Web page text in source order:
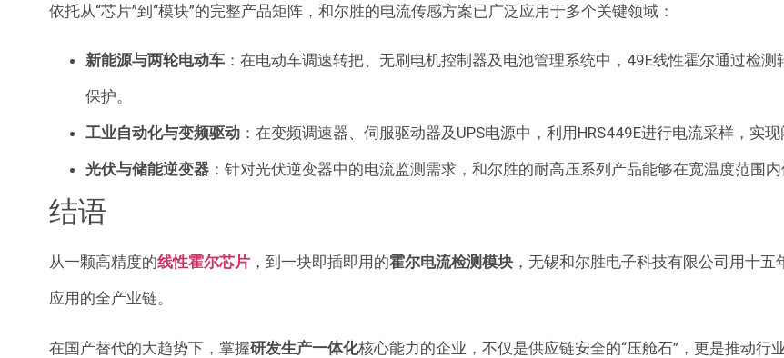
依托从“芯片”到“模块”的完整产品矩阵，和尔胜的电流传感方案已广泛应用于多个关键领域：
新能源与两轮电动车：在电动车调速转把、无刷电机控制器及电池管理系统中，49E线性霍尔通过检
保护。
工业自动化与变频驱动：在变频调速器、伺服驱动器及UPS电源中，利用HRS449E进行电流采样，实
光伏与储能逆变器：针对光伏逆变器中的电流监测需求，和尔胜的耐高压系列产品能够在宽温度范围
结语
从一颗高精度的线性霍尔芯片，到一块即插即用的霍尔电流检测模块，无锡和尔胜电子科技有限公司用十
应用的全产业链。
在国产替代的大趋势下，掌握研发生产一体化核心能力的企业，不仅是供应链安全的“压舱石”，更是推动行